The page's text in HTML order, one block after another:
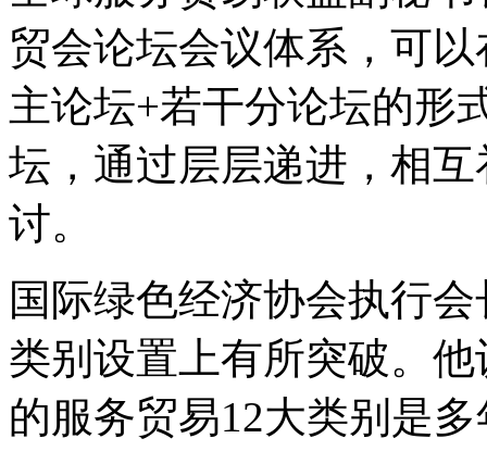
贸会论坛会议体系，可
主论坛+若干分论坛的形
坛，通过层层递进，相
讨。
国际绿色经济协会执行
类别设置上有所突破。
的服务贸易12大类别是